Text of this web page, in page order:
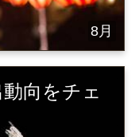
8月
向をチェ